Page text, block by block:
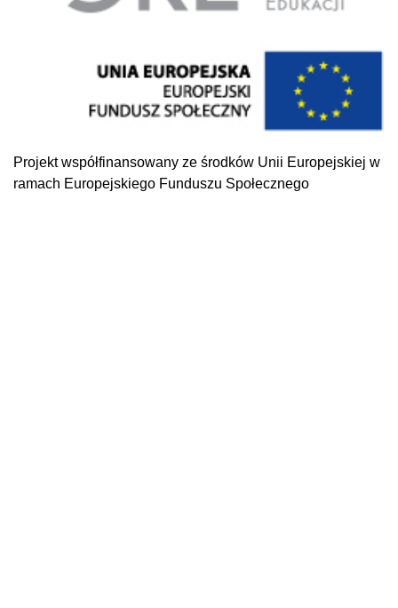
Projekt współfinansowany ze środków Unii Europejskiej w
ramach Europejskiego Funduszu Społecznego